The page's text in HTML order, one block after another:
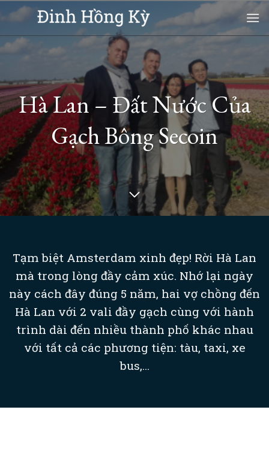
Skip
content
Hà Lan – Đất Nước Của
Gạch Bông Secoin
Tạm biệt Amsterdam xinh đẹp! Rời Hà Lan
mà trong lòng đầy cảm xúc. Nhớ lại ngày
này cách đây đúng 5 năm, hai vợ chồng đến
Hà Lan với 2 vali đầy gạch cùng với hành
trình dài đến nhiều thành phố khác nhau
với tất cả các phương tiện: tàu, taxi, xe
bus,...